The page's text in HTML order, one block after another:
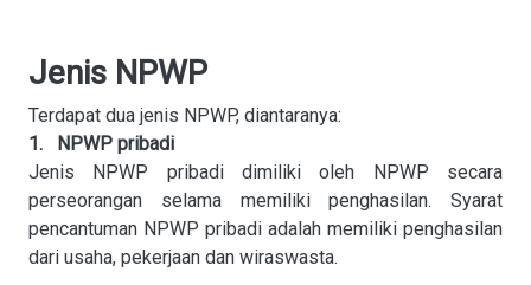
Jenis NPWP
Terdapat dua jenis NPWP, diantaranya:
1. NPWP pribadi
Jenis NPWP pribadi dimiliki oleh NPWP secara
perseorangan selama memiliki penghasilan. Syarat
pencantuman NPWP pribadi adalah memiliki penghasilan
dari usaha, pekerjaan dan wiraswasta.